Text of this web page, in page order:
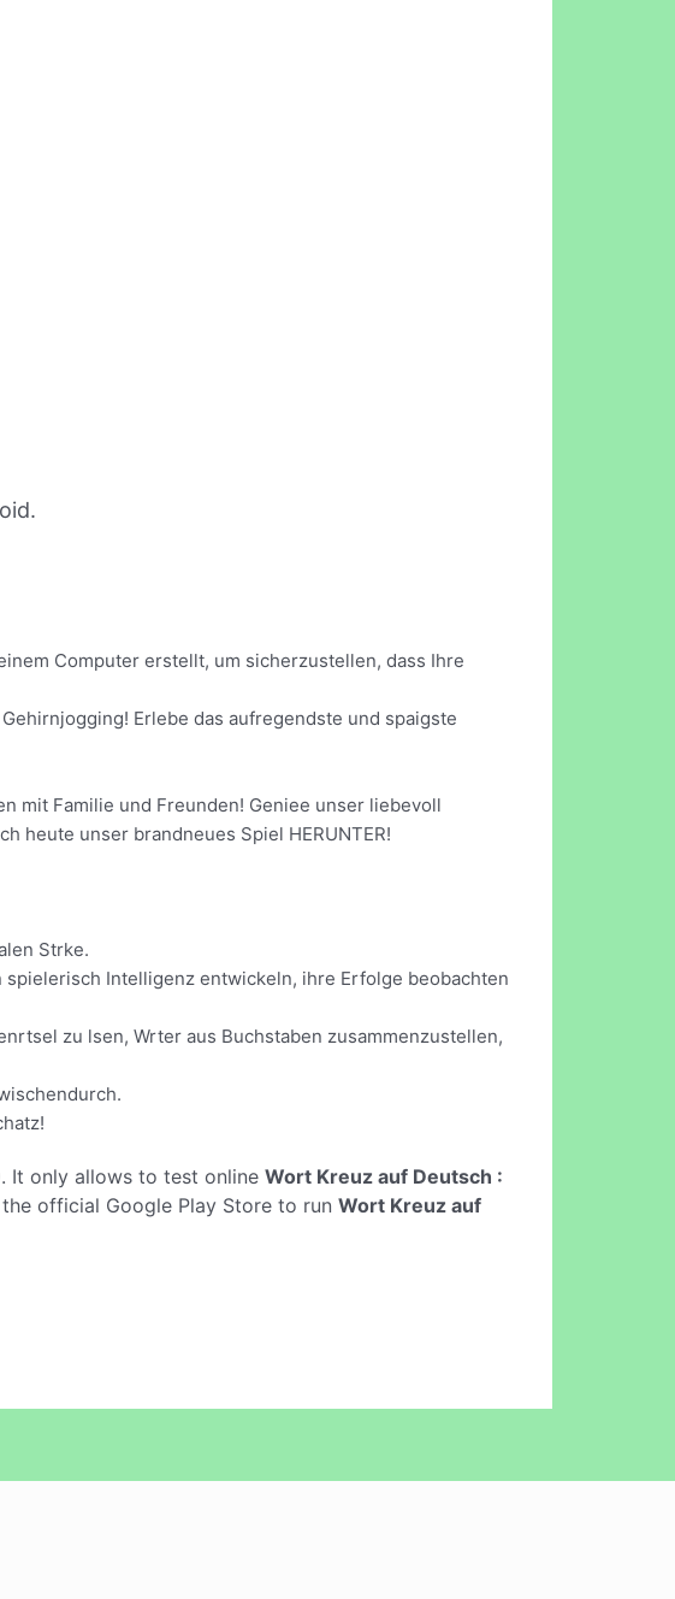
Computer erstellt, um sicherzustellen, dass Ihre
Erlebe das aufregendste und spaigste
mit Familie und Freunden! Geniee unser liebevoll
heute unser brandneues Spiel HERUNTER!
Strke.
Intelligenz entwickeln, ihre Erfolge beobachten
zu lsen, Wrter aus Buchstaben zusammenzustellen,
. It only allows to test online Wort Kreuz auf Deutsch :
official Google Play Store to run Wort Kreuz auf